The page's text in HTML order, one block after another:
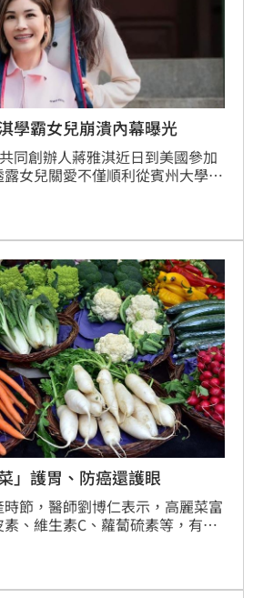
學霸女兒崩潰內幕曝光
同創辦人蔣雅淇近日到美國參加
女兒關愛不僅順利從賓州大學華
更同時「三主修」讓人佩服不
單」。
」護胃、防癌還護眼
節，醫師劉博仁表示，高麗菜富
、維生素C、蘿蔔硫素等，有研
效果，堪稱「天然的胃藥」。